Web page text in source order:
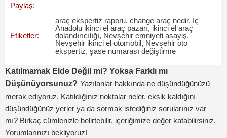
Paylaş:
Etiketler:
araç ekspertiz raporu,change araç nedir, İç
Anadolu ikinci el araç pazarı, ikinci el araç
dolandırıcılığı, Nevşehir emniyeti asayiş,
Nevşehir ikinci el otomobil, Nevşehir oto
ekspertiz,şase numarası değiştirme
Katılmamak Elde Değil mi? Yoksa Farklı mı
Düşünüyorsunuz? Yazılanlar hakkında ne düşündüğünüzü
merak ediyoruz. Katıldığınız noktalar neler, eksik kaldığını
düşündüğünüz yerler ya da sormak istediğiniz sorularınız var
mı? Birkaç cümlenizle belirtebilir, içeriğimize değer katabilirsiniz.
Yorumlarınızı bekliyoruz!